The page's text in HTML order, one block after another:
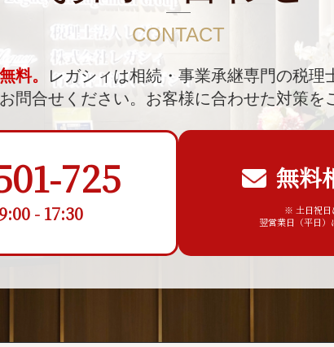
CONTACT
料。
レガシィは相続・事業承継専門の税理
問合せください。 お客様に合わせた対策を
725
- 17:30
無料
※ 土日祝日
翌営業日（平日）